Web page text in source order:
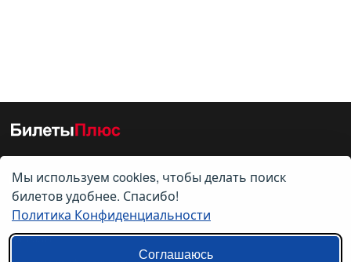
О нас
О компании
Контакты
Мы используем cookies, чтобы делать поиск
билетов удобнее. Спасибо!
Политика Конфиденциальности
Соглашаюсь